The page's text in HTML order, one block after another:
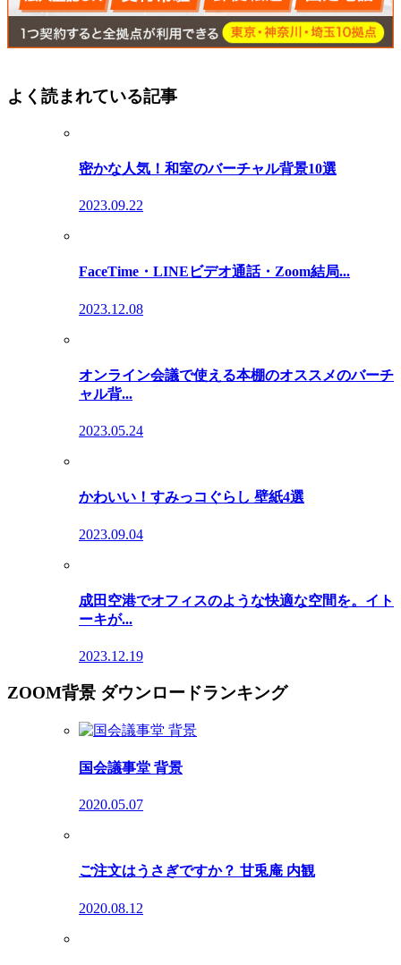
よく読まれている記事
密かな人気！和室のバーチャル背景10選
2023.09.22
FaceTime・LINEビデオ通話・Zoom結局...
2023.12.08
オンライン会議で使える本棚のオススメのバーチ
ャル背...
2023.05.24
かわいい！すみっコぐらし 壁紙4選
2023.09.04
成田空港でオフィスのような快適な空間を。イト
ーキが...
2023.12.19
ZOOM背景 ダウンロードランキング
国会議事堂 背景
2020.05.07
ご注文はうさぎですか？ 甘兎庵 内観
2020.08.12